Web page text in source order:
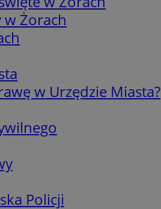
w Żorach
w Urzędzie Miasta?
Policji